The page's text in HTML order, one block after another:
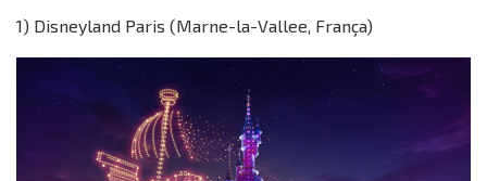
1) Disneyland Paris (Marne-la-Vallee, França)